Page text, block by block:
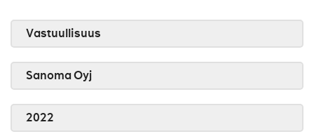
Vastuullisuus
Sanoma Oyj
2022